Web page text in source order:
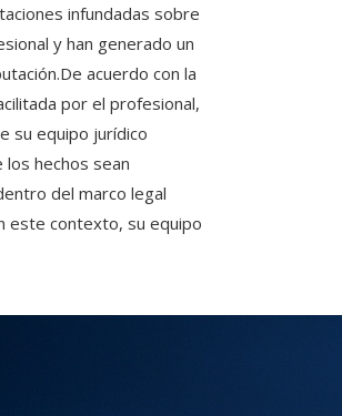
infundadas sobre
y han generado un
acuerdo con la
por el profesional,
su equipo jurídico
hechos sean
del marco legal
este contexto, su equipo